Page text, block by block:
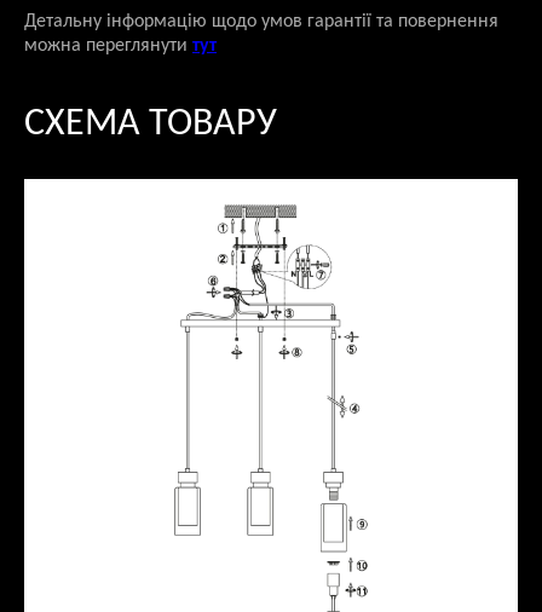
Детальну інформацію щодо умов гарантії та повернення
можна переглянути тут
СХЕМА ТОВАРУ